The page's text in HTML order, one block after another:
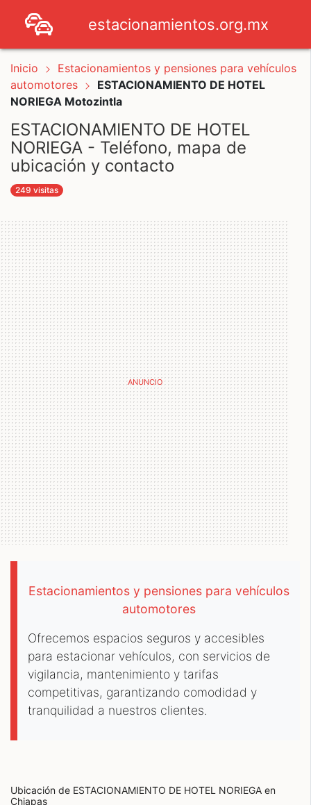
estacionamientos.org.mx
Inicio
Estacionamientos y pensiones para vehículos
automotores
ESTACIONAMIENTO DE HOTEL
NORIEGA Motozintla
ESTACIONAMIENTO DE HOTEL
NORIEGA - Teléfono, mapa de
ubicación y contacto
249 visitas
Estacionamientos y pensiones para vehículos
automotores
Ofrecemos espacios seguros y accesibles
para estacionar vehículos, con servicios de
vigilancia, mantenimiento y tarifas
competitivas, garantizando comodidad y
tranquilidad a nuestros clientes.
Ubicación de ESTACIONAMIENTO DE HOTEL NORIEGA en
Chiapas